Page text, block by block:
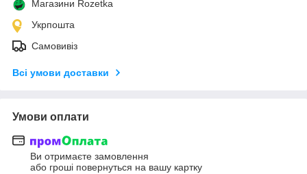
Магазини Rozetka
Укрпошта
Самовивіз
Всі умови доставки
Умови оплати
Ви отримаєте замовлення
або гроші повернуться на вашу картку